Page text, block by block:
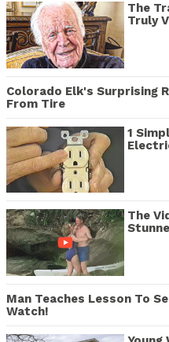
The
Truly
Colorado Elk's Surprising
From Tire
1
The
Man Teaches Lesson To
Watch!